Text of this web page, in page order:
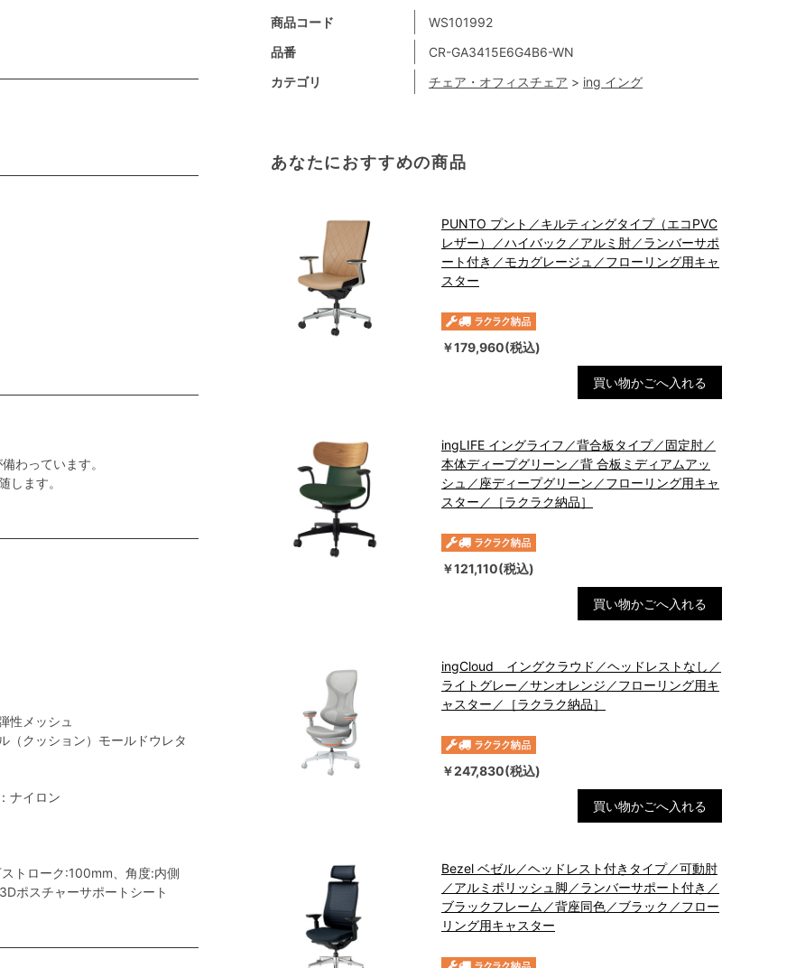
わっています。
します。
性メッシュ
（クッション）モールドウレタ
ナイロン
トローク:100mm、角度:内側
ポスチャーサポートシート
商品コード
WS101992
品番
CR-GA3415E6G4B6-WN
カテゴリ
チェア・オフィスチェア > ing イング
あなたにおすすめの商品
PUNTO プント／キルティングタイプ（エコPVC
レザー）／ハイバック／アルミ肘／ランバーサポ
ート付き／モカグレージュ／フローリング用キャ
スター
￥179,960(税込)
買い物かごへ入れる
ingLIFE イングライフ／背合板タイプ／固定肘／
本体ディープグリーン／背 合板ミディアムアッ
シュ／座ディープグリーン／フローリング用キャ
スター／［ラクラク納品］
￥121,110(税込)
買い物かごへ入れる
ingCloud イングクラウド／ヘッドレストなし／
ライトグレー／サンオレンジ／フローリング用キ
ャスター／［ラクラク納品］
￥247,830(税込)
買い物かごへ入れる
Bezel ベゼル／ヘッドレスト付きタイプ／可動肘
／アルミポリッシュ脚／ランバーサポート付き／
ブラックフレーム／背座同色／ブラック／フロー
リング用キャスター